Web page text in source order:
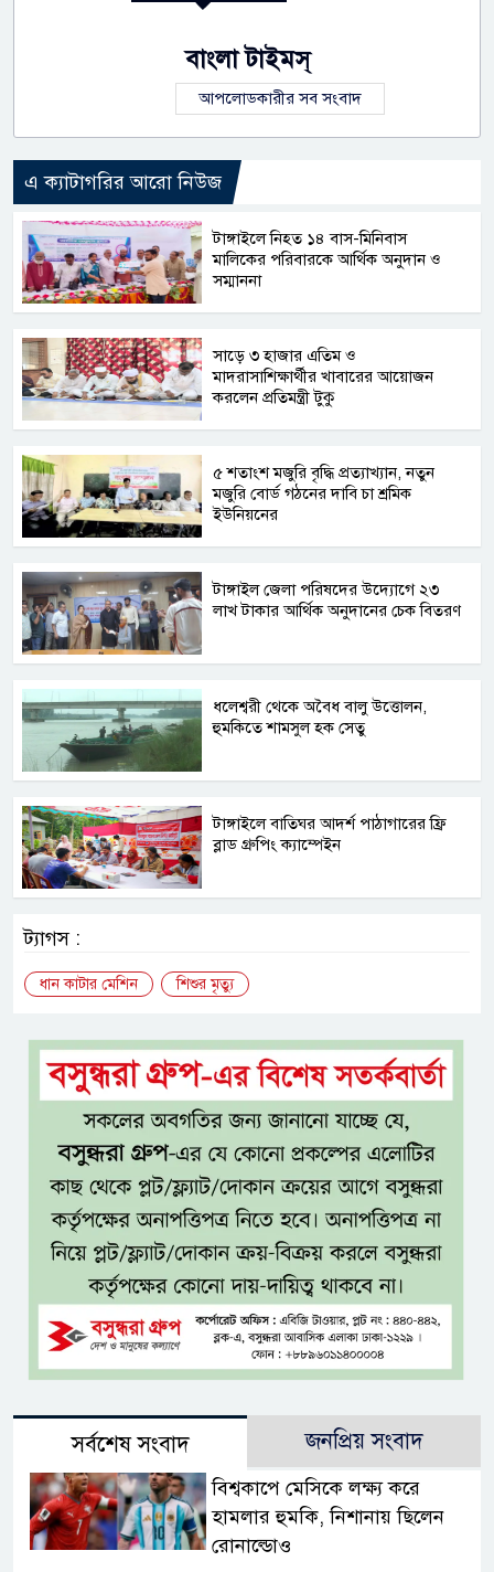
বাংলা টাইমস্
আপলোডকারীর সব সংবাদ
এ ক্যাটাগরির আরো নিউজ
টাঙ্গাইলে নিহত ১৪ বাস-মিনিবাস
মালিকের পরিবারকে আর্থিক অনুদান ও
সম্মাননা
সাড়ে ৩ হাজার এতিম ও
মাদরাসাশিক্ষার্থীর খাবারের আয়োজন
করলেন প্রতিমন্ত্রী টুকু
৫ শতাংশ মজুরি বৃদ্ধি প্রত্যাখ্যান, নতুন
মজুরি বোর্ড গঠনের দাবি চা শ্রমিক
ইউনিয়নের
টাঙ্গাইল জেলা পরিষদের উদ্যোগে ২৩
লাখ টাকার আর্থিক অনুদানের চেক বিতরণ
ধলেশ্বরী থেকে অবৈধ বালু উত্তোলন,
হুমকিতে শামসুল হক সেতু
টাঙ্গাইলে বাতিঘর আদর্শ পাঠাগারের ফ্রি
ব্লাড গ্রুপিং ক্যাম্পেইন
ট্যাগস :
ধান কাটার মেশিন শিশুর মৃত্যু
সর্বশেষ সংবাদ জনপ্রিয় সংবাদ
বিশ্বকাপে মেসিকে লক্ষ্য করে
হামলার হুমকি, নিশানায় ছিলেন
রোনাল্ডোও